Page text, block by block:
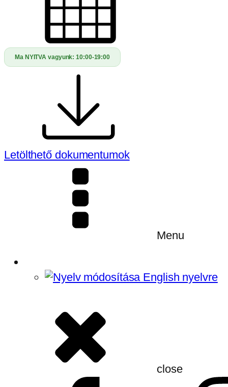
Ma NYITVA vagyunk:10:00-19:00
Letölthető dokumentumok
Menu
close